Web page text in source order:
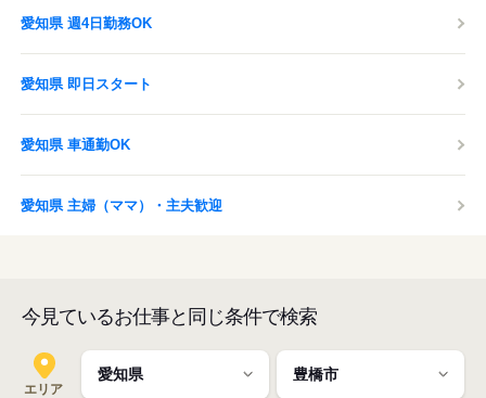
愛知県 週4日勤務OK
愛知県 即日スタート
愛知県 車通勤OK
愛知県 主婦（ママ）・主夫歓迎
今見ているお仕事と同じ条件で検索
エリア